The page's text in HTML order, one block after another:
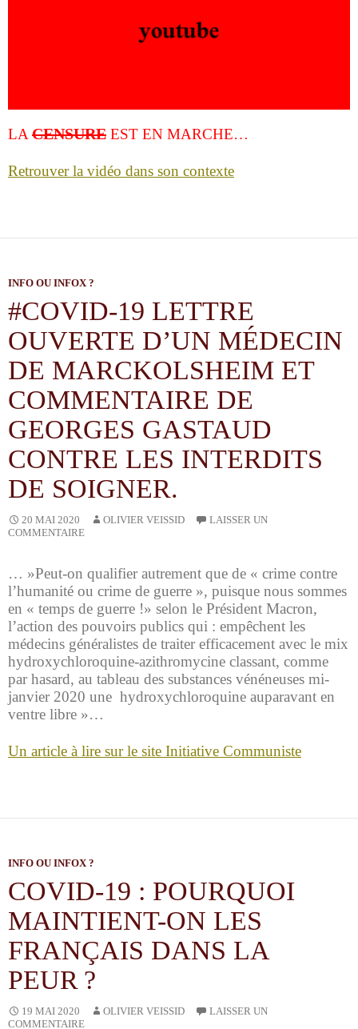
LA CENSURE EST EN MARCHE…
Retrouver la vidéo dans son contexte
INFO OU INFOX ?
#COVID-19 LETTRE
OUVERTE D’UN MÉDECIN
DE MARCKOLSHEIM ET
COMMENTAIRE DE
GEORGES GASTAUD
CONTRE LES INTERDITS
DE SOIGNER.
20 MAI 2020 OLIVIER VEISSID
LAISSER UN
COMMENTAIRE
… »Peut-on qualifier autrement que de « crime contre
l’humanité ou crime de guerre », puisque nous sommes
en « temps de guerre !» selon le Président Macron,
l’action des pouvoirs publics qui : empêchent les
médecins généralistes de traiter efficacement avec le mix
hydroxychloroquine-azithromycine classant, comme
par hasard, au tableau des substances vénéneuses mi-
janvier 2020 une hydroxychloroquine auparavant en
ventre libre »…
Un article à lire sur le site Initiative Communiste
INFO OU INFOX ?
COVID-19 : POURQUOI
MAINTIENT-ON LES
FRANÇAIS DANS LA
PEUR ?
19 MAI 2020 OLIVIER VEISSID
LAISSER UN
COMMENTAIRE